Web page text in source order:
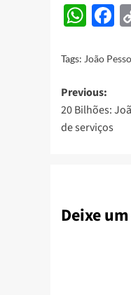
Tags: João
Post
Previous:
20 Bilhões:
de serviços
Deixe